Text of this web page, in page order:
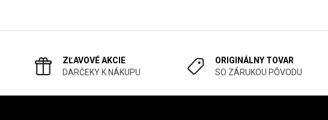
ZĽAVOVÉ AKCIE
DARČEKY K NÁKUPU
ORIGINÁLNY TOVAR
SO ZÁRUKOU PÔVODU